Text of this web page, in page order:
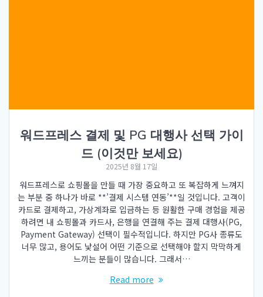
워드프레스 결제 및 PG 대행사 선택 가이
드 (이것만 보세요)
2025년 8월 17일
워드프레스로 쇼핑몰을 만들 때 가장 중요하고 또 복잡하게 느껴지
는 부분 중 하나가 바로 **’결제 시스템 연동’**일 것입니다. 고객이
카드로 결제하고, 가상계좌로 입금하는 등 원활한 구매 경험을 제공
하려면 내 쇼핑몰과 카드사, 은행을 연결해 주는 결제 대행사(PG,
Payment Gateway) 선택이 필수적입니다. 하지만 PG사 종류도
너무 많고, 용어도 낯설어 어떤 기준으로 선택해야 할지 막막하게
느끼는 분들이 많습니다. 그래서…
Read more